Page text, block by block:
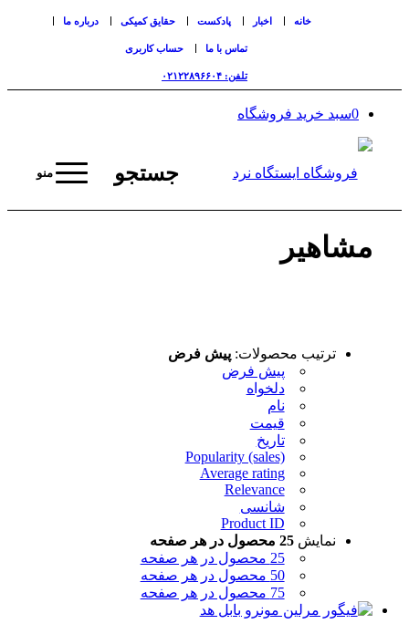
خانه اخبار پادکست حقایق کمیکی درباره ما
تماس با ما حساب کاربری
تلفن: ۰۲۱۲۲۸۹۶۶۰۴
0سبد خرید فروشگاه
جستجو منو
مشاهیر
ترتیب محصولات:پیش فرض
پیش فرض
دلخواه
نام
قیمت
تاریخ
Popularity (sales)
Average rating
Relevance
شانسی
Product ID
نمایش25 محصول در هر صفحه
25 محصول در هر صفحه
50 محصول در هر صفحه
75 محصول در هر صفحه